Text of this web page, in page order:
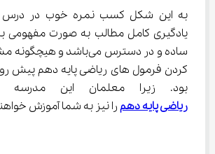
به این شکل کسب نمره خوب در درس
یادگیری کامل مطالب به صورت مفهومی
ساده و در دسترس می‌باشد و
کردن فرمول ‌های ریاضی پایه دهم
بود. زیرا معلمان این مدرسه
ریاضی پایه دهم را نیز به شما آموزش